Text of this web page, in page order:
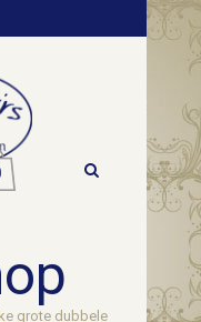
grote dubbele